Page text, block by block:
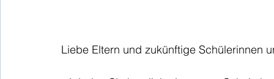
Liebe Eltern und zukünftige Schülerinnen